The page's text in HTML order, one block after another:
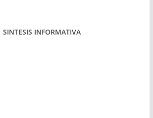
SINTESIS INFORMATIVA